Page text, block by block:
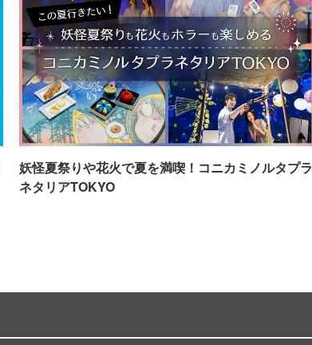
妖怪夏祭りや花火で夏を満喫！コニカミノルタプラ
ネタリアTOKYO